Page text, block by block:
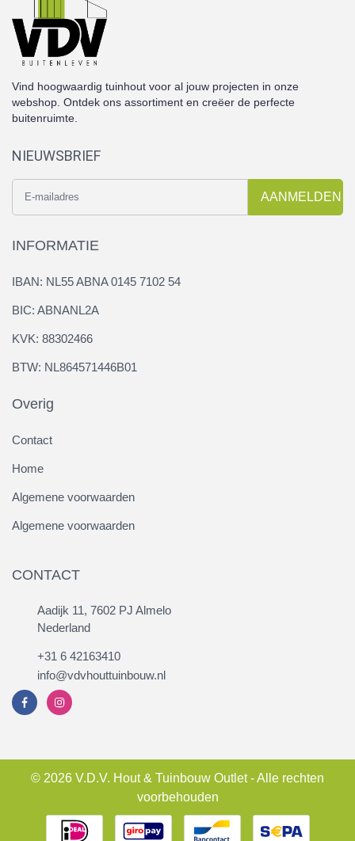
Vind hoogwaardig tuinhout voor al jouw projecten in onze
webshop. Ontdek ons assortiment en creëer de perfecte
buitenruimte.
NIEUWSBRIEF
AANMELDEN
INFORMATIE
IBAN: NL55 ABNA 0145 7102 54
BIC: ABNANL2A
KVK: 88302466
BTW: NL864571446B01
Overig
Contact
Home
Algemene voorwaarden
Algemene voorwaarden
CONTACT
Aadijk 11, 7602 PJ Almelo
Nederland
+31 6 42163410
info@vdvhouttuinbouw.nl
© 2026 V.D.V. Hout & Tuinbouw Outlet - Alle rechten
voorbehouden